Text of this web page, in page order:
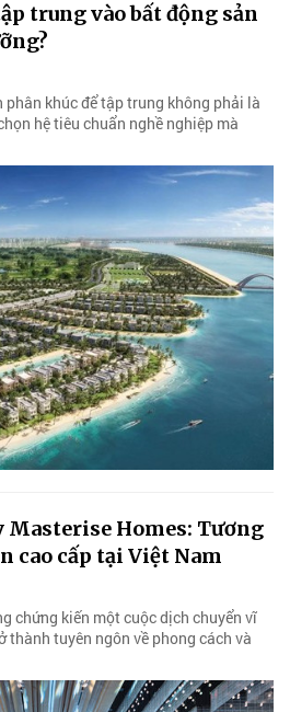
trung vào bất động sản
khúc để tập trung không phải là
hệ tiêu chuẩn nghề nghiệp mà
Homes: Tương
cao cấp tại Việt Nam
chứng kiến một cuộc dịch chuyển vĩ
thành tuyên ngôn về phong cách và